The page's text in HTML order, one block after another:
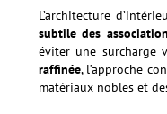
L’architecture
subtile des
éviter une surcharge
raffinée, l’approche
matériaux nobles et